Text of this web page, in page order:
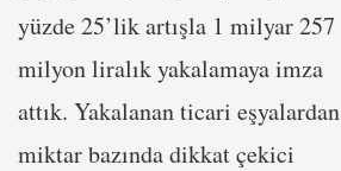
yüzde 25’lik artışla 1 milyar 257
milyon liralık yakalamaya imza
attık. Yakalanan ticari eşyalardan
miktar bazında dikkat çekici